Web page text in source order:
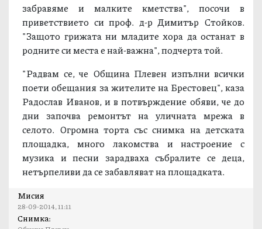
"Изградихме много нови детски и спортни
площадки в Плевен, нов басейн, ремонтирахме
част от стадион «Плевен», но сте свидетели, че не
забравяме и малките кметства", посочи в
приветствието си проф. д-р Димитър Стойков.
"Защото грижата ни младите хора да останат в
родните си места е най-важна", подчерта той.
"Радвам се, че Община Плевен изпълни всички
поети обещания за жителите на Брестовец", каза
Радослав Иванов, и в потвърждение обяви, че до
дни започва ремонтът на уличната мрежа в
селото. Огромна торта със снимка на детската
площадка, много лакомства и настроение с
музика и песни зарадваха събралите се деца,
нетърпеливи да се забавляват на площадката.